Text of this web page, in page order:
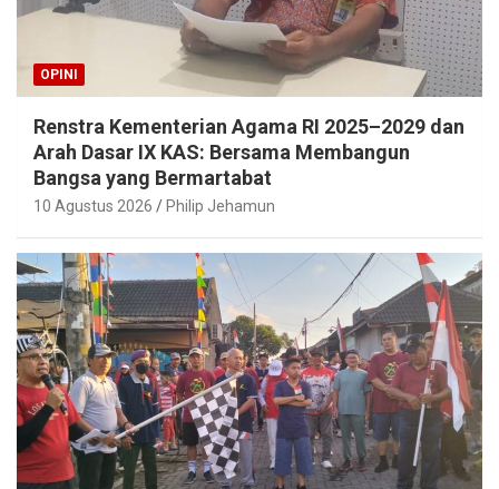
OPINI
Renstra Kementerian Agama RI 2025–2029 dan
Arah Dasar IX KAS: Bersama Membangun
Bangsa yang Bermartabat
10 Agustus 2026 Philip Jehamun